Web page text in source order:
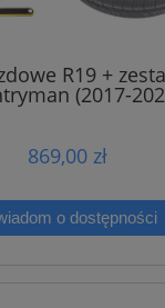
R19 +
(2017-
869,00 zł
o dostępności